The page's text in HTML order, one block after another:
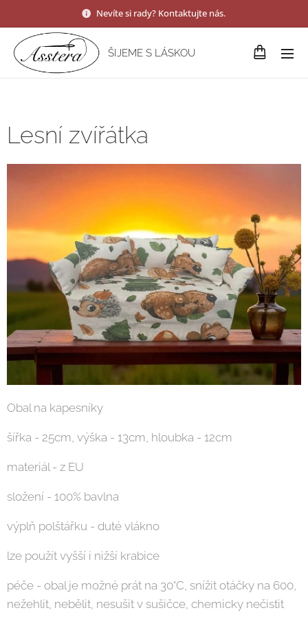
Nevíte si rady? Kontaktujte nás.
ŠIJEME S LÁSKOU
Lesní zvířátka
Obal na kapesníky
šířka - 25cm, výška - 13cm, hloubka - 12cm
materiál - z EU
složení - 100% bavlna
výplň polštářku - duté vlákno
lze použít vyšší i nižší krabice
péče - obal je možné prát na 30°C, snížit otáčky na 600,
nežehlit, nebělit, nesušit v sušičce, chemicky nečistit